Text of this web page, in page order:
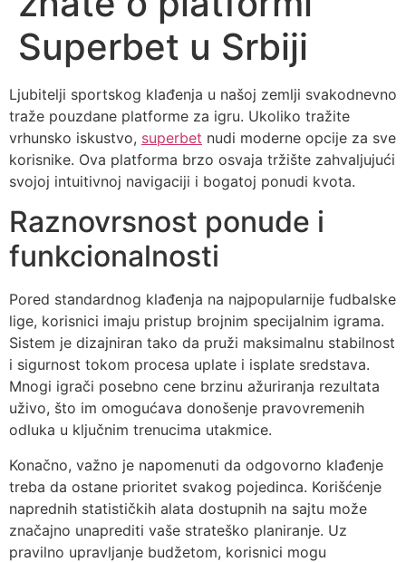
Superbet u Srbiji
Ljubitelji sportskog klađenja u našoj zemlji svakodnevno
traže pouzdane platforme za igru. Ukoliko tražite
vrhunsko iskustvo, superbet nudi moderne opcije za sve
korisnike. Ova platforma brzo osvaja tržište zahvaljujući
svojoj intuitivnoj navigaciji i bogatoj ponudi kvota.
Raznovrsnost ponude i
funkcionalnosti
Pored standardnog klađenja na najpopularnije fudbalske
lige, korisnici imaju pristup brojnim specijalnim igrama.
Sistem je dizajniran tako da pruži maksimalnu stabilnost
i sigurnost tokom procesa uplate i isplate sredstava.
Mnogi igrači posebno cene brzinu ažuriranja rezultata
uživo, što im omogućava donošenje pravovremenih
odluka u ključnim trenucima utakmice.
Konačno, važno je napomenuti da odgovorno klađenje
treba da ostane prioritet svakog pojedinca. Korišćenje
naprednih statističkih alata dostupnih na sajtu može
značajno unaprediti vaše strateško planiranje. Uz
pravilno upravljanje budžetom, korisnici mogu